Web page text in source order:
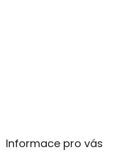
Informace pro vás